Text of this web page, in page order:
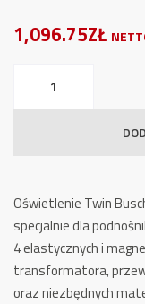
1,096.75ZŁ
Oświetlenie
TWLED-
2
Oświetlenie Twin
specjalnie dla
4 elastycznych i
transformatora,
oraz niezbędnych